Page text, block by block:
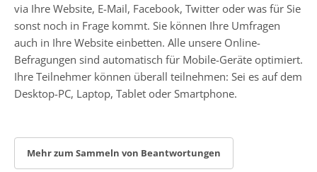
via Ihre Website, E-Mail, Facebook, Twitter oder was für Sie
sonst noch in Frage kommt. Sie können Ihre Umfragen
auch in Ihre Website einbetten. Alle unsere Online-
Befragungen sind automatisch für Mobile-Geräte optimiert.
Ihre Teilnehmer können überall teilnehmen: Sei es auf dem
Desktop-PC, Laptop, Tablet oder Smartphone.
Mehr zum Sammeln von Beantwortungen